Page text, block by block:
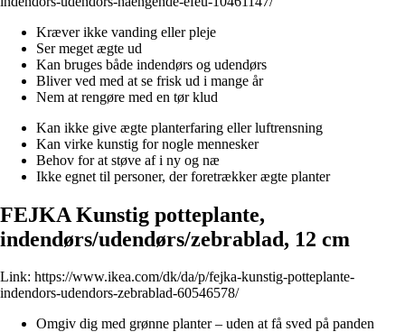
Kræver ikke vanding eller pleje
Ser meget ægte ud
Kan bruges både indendørs og udendørs
Bliver ved med at se frisk ud i mange år
Nem at rengøre med en tør klud
Kan ikke give ægte planterfaring eller luftrensning
Kan virke kunstig for nogle mennesker
Behov for at støve af i ny og næ
Ikke egnet til personer, der foretrækker ægte planter
FEJKA Kunstig potteplante,
indendørs/udendørs/zebrablad, 12 cm
Link: https://www.ikea.com/dk/da/p/fejka-kunstig-potteplante-
indendors-udendors-zebrablad-60546578/
Omgiv dig med grønne planter – uden at få sved på panden